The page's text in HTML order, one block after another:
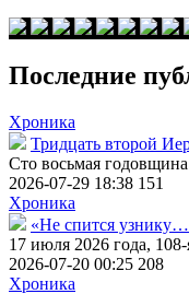
Последние
Хроника
Тридцать второй
Сто восьмая
2026-07-29 18:38 151
Хроника
«Не спится узнику…
17 июля 2026 года,
2026-07-20 00:25 208
Хроника